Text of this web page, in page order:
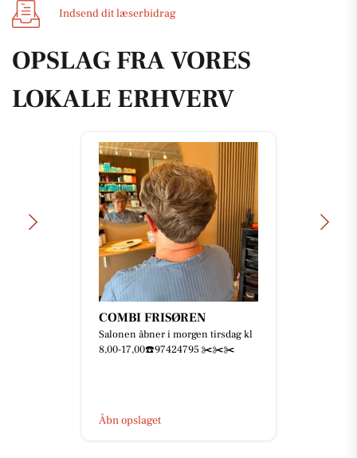
Indsend dit læserbidrag
OPSLAG FRA VORES
LOKALE ERHVERV
COMBI FRISØREN
Salonen åbner i morgen tirsdag kl
8,00-17,00☎️97424795 ✂️✂️✂️
Åbn opslaget